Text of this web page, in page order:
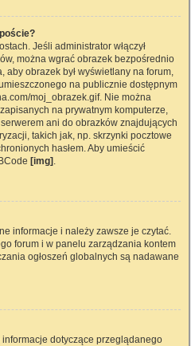
Jeśli administrator włączył
można wgrać obrazek bezpośrednio
aby obrazek był wyświetlany na forum,
na publicznie dostępnym
moj_obrazek.gif. Nie można
na prywatnym komputerze,
ani do obrazków znajdujących
takich jak, np. skrzynki pocztowe
hasłem. Aby umieścić
[img] .
informacje i należy zawsze je czytać.
forum i w panelu zarządzania kontem
ogłoszeń globalnych są nadawane
dotyczące przeglądanego